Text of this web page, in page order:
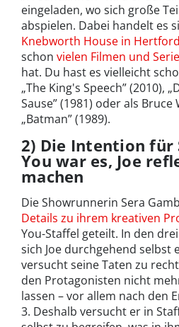
eingeladen, wo sich große
abspielen. Dabei handelt es
Knebworth House in
schon vielen Filmen und
hat. Du hast es vielleicht
„The King's Speech” (2010),
Sause” (1981) oder als Bruce
„Batman” (1989).
2) Die Intention für
You war es, Joe
machen
Die Showrunnerin Sera
Details zu ihrem kreativen
You-Staffel geteilt. In den
sich Joe durchgehend selbst
versucht seine Taten zu
den Protagonisten nicht
lassen – vor allem nach den
3. Deshalb versucht er in